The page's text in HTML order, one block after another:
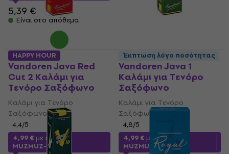
5,39 €
Είναι στο απόθεμα
Vandoren Java Red
Cut 2 Καλάμι για
Τενόρο Σαξόφωνο
Καλάμι για Τενόρο
Σαξόφωνο
4,4/5
4,99 € με κωδικό
MUZMUZ-5
Vandoren Java 1
Καλάμι για Τενόρο
Σαξόφωνο
Καλάμι για Τενόρο
Σαξόφωνο
4,8/5
4,99 € με κωδικό
MUZMUZ-5
HAPPY HOUR Έκπτωση λόγο ποσότητας